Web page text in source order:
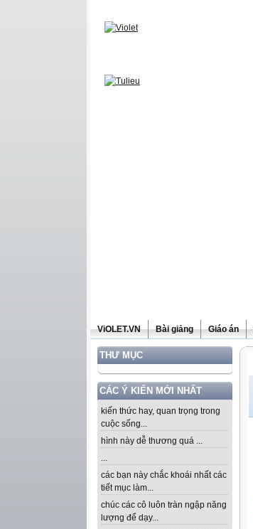
ViOLET.VN Bài giảng Giáo án
THƯ MỤC
CÁC Ý KIẾN MỚI NHẤT
kiến thức hay, quan trọng trong
cuộc sống...
hình này dễ thương quá ...
...
các bạn này chắc khoái nhất các
tiết mục làm...
chúc các cô luôn tràn ngập năng
lượng để dạy...